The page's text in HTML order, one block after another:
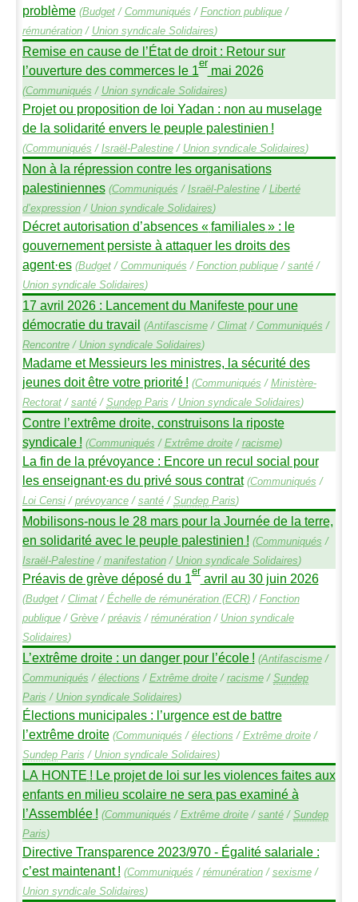
problème (Budget/ Communiqués / Fonction publique/
rémunération/ Union syndicale Solidaires)
Remise en cause de l’État de droit : Retour sur
l’ouverture des commerces le 1ermai 2026
(Communiqués / Union syndicale Solidaires)
Projet ou proposition de loi Yadan : non au muselage
de la solidarité envers le peuple palestinien !
(Communiqués / Israël-Palestine/ Union syndicale Solidaires)
Non à la répression contre les organisations
palestiniennes (Communiqués / Israël-Palestine/ Liberté
d’expression/ Union syndicale Solidaires)
Décret autorisation d’absences «familiales» : le
gouvernement persiste à attaquer les droits des
agent·es (Budget/ Communiqués / Fonction publique/ santé/
Union syndicale Solidaires)
17 avril 2026 : Lancement du Manifeste pour une
démocratie du travail (Antifascisme/ Climat/ Communiqués /
Rencontre/ Union syndicale Solidaires)
Madame et Messieurs les ministres, la sécurité des
jeunes doit être votre priorité ! (Communiqués / Ministère-
Rectorat/ santé/ SundepParis / Union syndicale Solidaires)
Contre l’extrême droite, construisons la riposte
syndicale ! (Communiqués / Extrême droite/ racisme)
La fin de la prévoyance : Encore un recul social pour
les enseignant·es du privé sous contrat (Communiqués /
Loi Censi/ prévoyance/ santé/ SundepParis)
Mobilisons-nous le 28 mars pour la Journée de la terre,
en solidarité avec le peuple palestinien ! (Communiqués /
Israël-Palestine/ manifestation/ Union syndicale Solidaires)
Préavis de grève déposé du 1eravril au 30 juin 2026
(Budget/ Climat/ Échelle de rémunération (ECR)/ Fonction
publique/ Grève/ préavis / rémunération/ Union syndicale
Solidaires)
L’extrême droite : un danger pour l’école ! (Antifascisme/
Communiqués / élections / Extrême droite/ racisme/ Sundep
Paris / Union syndicale Solidaires)
Élections municipales : l’urgence est de battre
l’extrême droite (Communiqués / élections / Extrême droite/
SundepParis / Union syndicale Solidaires)
LA HONTE ! Le projet de loi sur les violences faites aux
enfants en milieu scolaire ne sera pas examiné à
l’Assemblée ! (Communiqués / Extrême droite/ santé/ Sundep
Paris)
Directive Transparence 2023/970 - Égalité salariale :
c’est maintenant ! (Communiqués / rémunération/ sexisme/
Union syndicale Solidaires)